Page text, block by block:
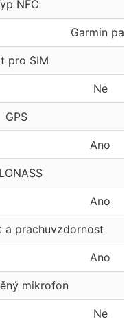
NFC
Garmin pay
pro SIM
Ne
GPS
Ano
Ano
a prachuvzdornost
Ano
mikrofon
Ne